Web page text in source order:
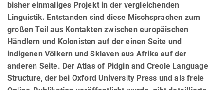
bisher einmaliges Projekt in der vergleichenden
Linguistik. Entstanden sind diese Mischsprachen zum
großen Teil aus Kontakten zwischen europäischen
Händlern und Kolonisten auf der einen Seite und
indigenen Völkern und Sklaven aus Afrika auf der
anderen Seite. Der Atlas of Pidgin and Creole Language
Structure, der bei Oxford University Press und als freie